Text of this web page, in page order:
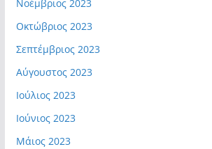
Νοέμβριος 2023
Οκτώβριος 2023
Σεπτέμβριος 2023
Αύγουστος 2023
Ιούλιος 2023
Ιούνιος 2023
Μάιος 2023